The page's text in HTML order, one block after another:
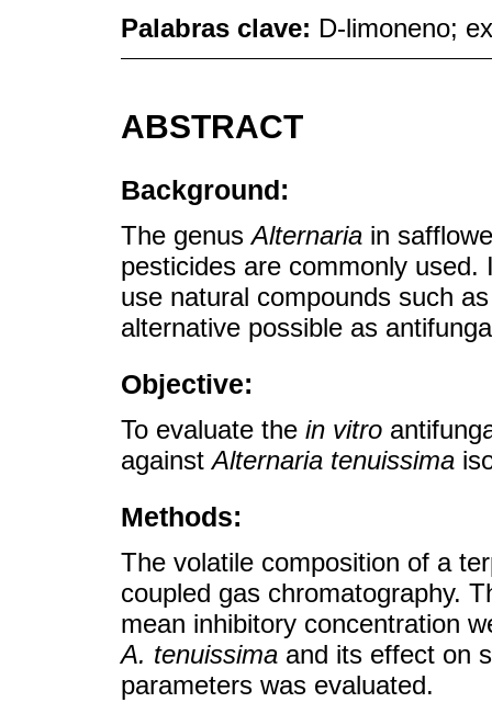
Palabras clave: D-limoneno;
ABSTRACT
Background:
The genusAlternaria in
pesticides are commonly
use natural compounds such
alternative possible as
Objective:
To evaluate the in vitro
againstAlternaria tenuissima
Methods:
The volatile composition of a
coupled gas chromatography.
mean inhibitory concentration
A. tenuissima and its effect on
parameters was evaluated.